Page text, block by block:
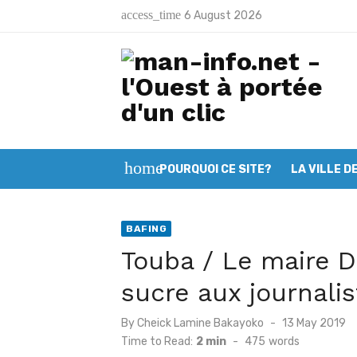
access_time 6 August 2026
Man: Les jeunes musulmans
Deuxième session du CGL Mont
Filière café – cacao : Le
Man: La Fondation Baby Day
Koro: Le premier commissariat de
Logoualé: Le conseil municipal
homePOURQUOI CE SITE? LA VILLE
BAFING
Touba / Le maire
sucre aux
ByCheick Lamine Bakayoko
Posted
on
13 May 2019
Time to Read: 2 min - 475 words